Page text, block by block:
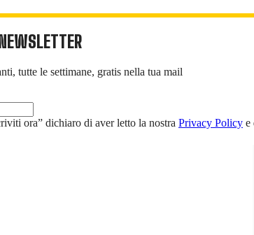
tutte le settimane, gratis nella tua mail
ora” dichiaro di aver letto la nostra Privacy Policy e